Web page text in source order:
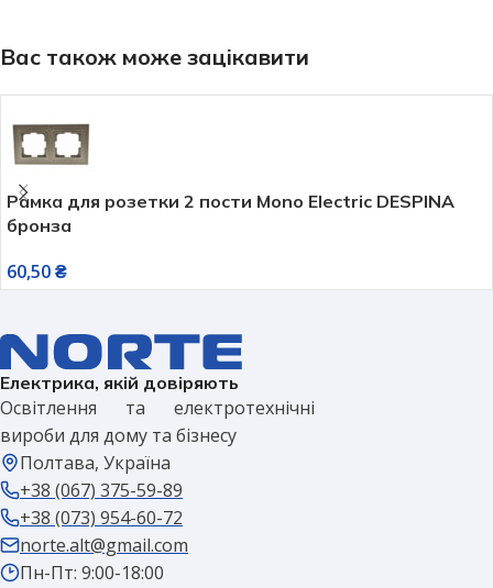
Вас також може зацікавити
Рамка для розетки 2 пости Mono Electric DESPINA
бронза
60,50₴
Електрика, якій довіряють
Освітлення та електротехнічні
вироби для дому та бізнесу
Полтава, Україна
+38 (067) 375-59-89
+38 (073) 954-60-72
norte.alt@gmail.com
Пн-Пт: 9:00-18:00